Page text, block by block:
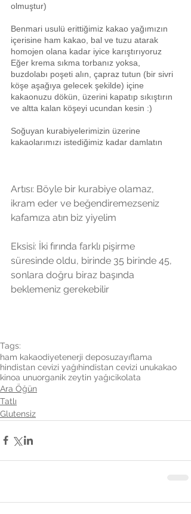
olmuştur)
Benmari usulü erittiğimiz kakao yağımızın
içerisine ham kakao, bal ve tuzu atarak
homojen olana kadar iyice karıştırıyoruz
Eğer krema sıkma torbanız yoksa,
buzdolabı poşeti alın, çapraz tutun (bir sivri
köşe aşağıya gelecek şekilde) içine
kakaonuzu dökün, üzerini kapatıp sıkıştırın
ve altta kalan köşeyi ucundan kesin :)
Soğuyan kurabiyelerimizin üzerine
kakaolarımızı istediğimiz kadar damlatın
Artısı: Böyle bir kurabiye olamaz,
ikram eder ve beğendiremezseniz
kafamıza atın biz yiyelim
Eksisi: İki fırında farklı pişirme
süresinde oldu, birinde 35 birinde 45,
sonlara doğru biraz başında
beklemeniz gerekebilir
Tags:
ham kakaodiyetenerji deposuzayıflama
hindistan cevizi yağıhindistan cevizi unukakao
kinoa unuorganik zeytin yağıcikolata
Ara Öğün
Tatlı
Glutensiz